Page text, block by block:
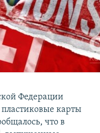
Федерации
карты
что в